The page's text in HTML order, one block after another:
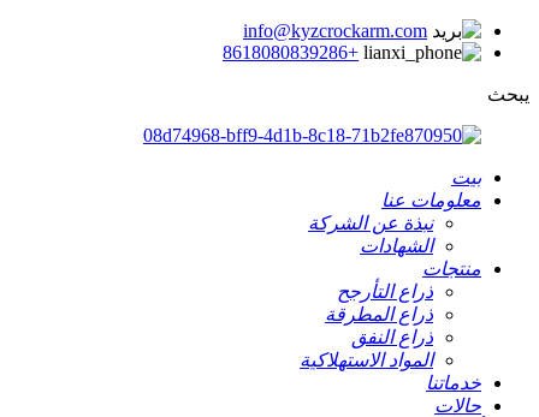
info@kyzcrockarm.com
+8618080839286
يبحث
بيت
معلومات عنا
نبذة عن الشركة
الشهادات
منتجات
ذراع التأرجح
ذراع المطرقة
ذراع النفق
المواد الاستهلاكية
خدماتنا
حالات